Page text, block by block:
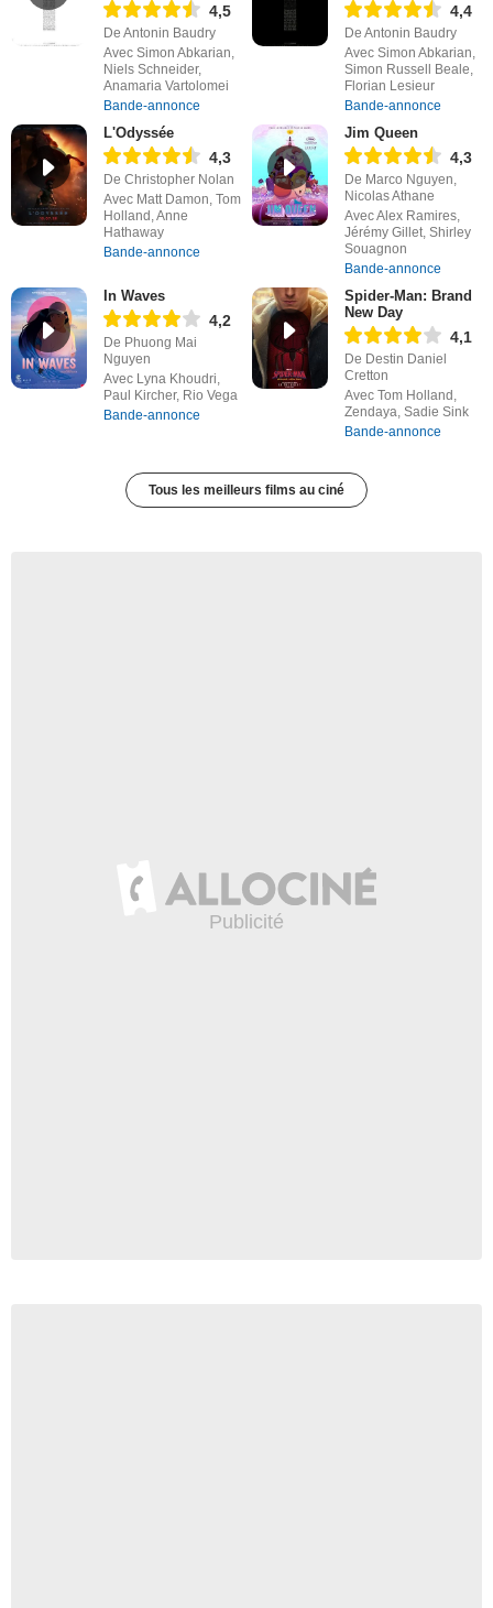
4,5
De Antonin Baudry
Avec Simon Abkarian,
Niels Schneider,
Anamaria Vartolomei
Bande-annonce
4,4
De Antonin Baudry
Avec Simon Abkarian,
Simon Russell Beale,
Florian Lesieur
Bande-annonce
L'Odyssée
4,3
De Christopher Nolan
Avec Matt Damon, Tom
Holland, Anne
Hathaway
Bande-annonce
Jim Queen
4,3
De Marco Nguyen,
Nicolas Athane
Avec Alex Ramires,
Jérémy Gillet, Shirley
Souagnon
Bande-annonce
In Waves
4,2
De Phuong Mai
Nguyen
Avec Lyna Khoudri,
Paul Kircher, Rio Vega
Bande-annonce
Spider-Man: Brand
New Day
4,1
De Destin Daniel
Cretton
Avec Tom Holland,
Zendaya, Sadie Sink
Bande-annonce
Tous les meilleurs films au ciné